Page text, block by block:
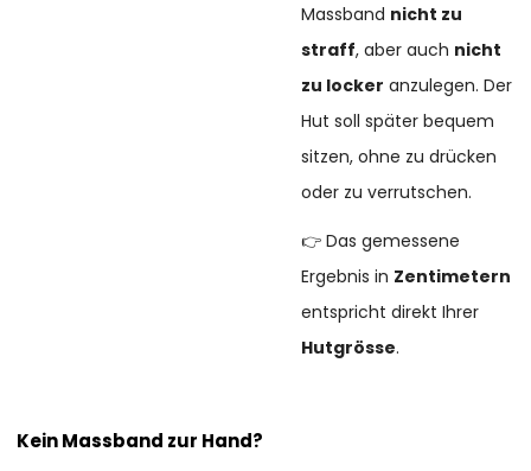
Massband nicht zu
straff, aber auch nicht
zu locker anzulegen. Der
Hut soll später bequem
sitzen, ohne zu drücken
oder zu verrutschen.
👉 Das gemessene
Ergebnis in Zentimetern
entspricht direkt Ihrer
Hutgrösse.
Kein Massband zur Hand?